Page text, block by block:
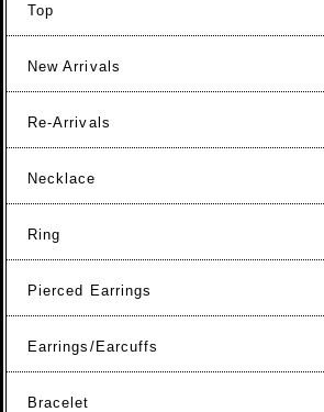
Top
New Arrivals
Re-Arrivals
Necklace
Ring
Pierced Earrings
Earrings/Earcuffs
Bracelet